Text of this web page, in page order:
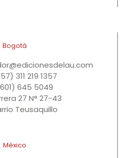
Bogotá
311 219 1357
645 5049
27 N° 27-43
Teusaquillo
México